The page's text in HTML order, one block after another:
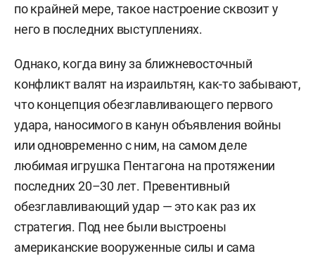
по крайней мере, такое настроение сквозит у
него в последних выступлениях.
Однако, когда вину за ближневосточный
конфликт валят на израильтян, как-то забывают,
что концепция обезглавливающего первого
удара, наносимого в канун объявления войны
или одновременно с ним, на самом деле
любимая игрушка Пентагона на протяжении
последних 20–30 лет. Превентивный
обезглавливающий удар — это как раз их
стратегия. Под нее были выстроены
американские вооруженные силы и сама